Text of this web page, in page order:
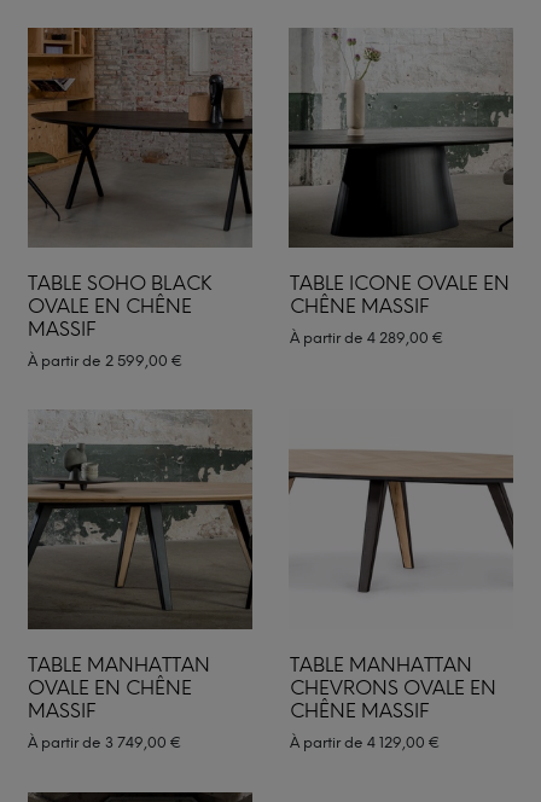
TABLE SOHO BLACK
OVALE EN CHÊNE
MASSIF
À partir de 2 599,00 €
TABLE ICONE OVALE EN
CHÊNE MASSIF
À partir de 4 289,00 €
TABLE MANHATTAN
OVALE EN CHÊNE
MASSIF
À partir de 3 749,00 €
TABLE MANHATTAN
CHEVRONS OVALE EN
CHÊNE MASSIF
À partir de 4 129,00 €